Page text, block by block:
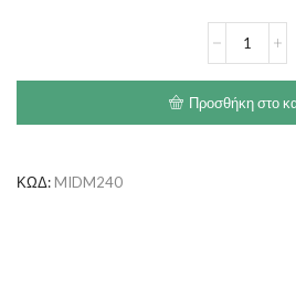
Οκτάγωνο
Πάτο
ποσότητα
Προσθήκη στο
ΚΩΔ: MIDM240